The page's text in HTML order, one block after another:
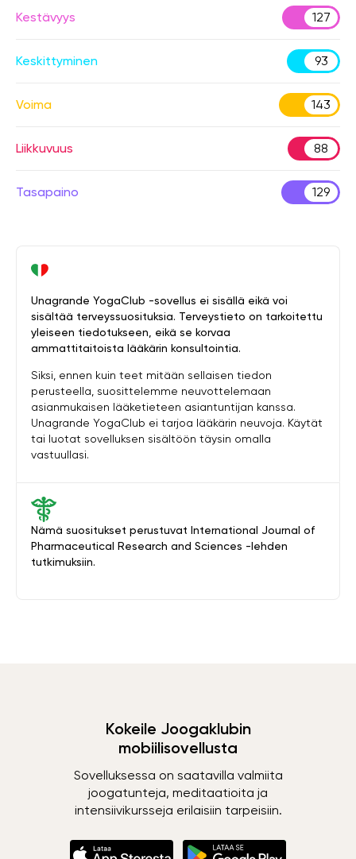
Kestävyys 127
Keskittyminen 93
Voima 143
Liikkuvuus 88
Tasapaino 129
Nämä suositukset perustuvat International Journal of
Pharmaceutical Research and Sciences -lehden
tutkimuksiin.
Unagrande YogaClub -sovellus ei sisällä eikä voi
sisältää terveyssuosituksia. Terveystieto on tarkoitettu
yleiseen tiedotukseen, eikä se korvaa
ammattitaitoista lääkärin konsultointia.
Siksi, ennen kuin teet mitään sellaisen tiedon
perusteella, suosittelemme neuvottelemaan
asianmukaisen lääketieteen asiantuntijan kanssa.
Unagrande YogaClub ei tarjoa lääkärin neuvoja. Käytät
tai luotat sovelluksen sisältöön täysin omalla
vastuullasi.
Kokeile Joogaklubin
mobiilisovellusta
Sovelluksessa on saatavilla valmiita
joogatunteja, meditaatioita ja
intensiivikursseja erilaisiin tarpeisiin.